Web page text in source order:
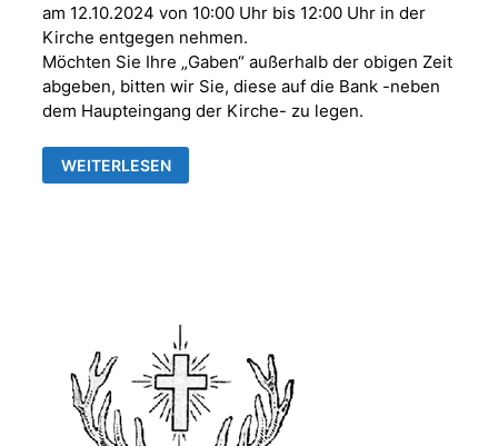
am 12.10.2024 von 10:00 Uhr bis 12:00 Uhr in der
Kirche entgegen nehmen.
Möchten Sie Ihre „Gaben“ außerhalb der obigen Zeit
abgeben, bitten wir Sie, diese auf die Bank -neben
dem Haupteingang der Kirche- zu legen.
EINLADUNG
ZUM
WEITERLESEN